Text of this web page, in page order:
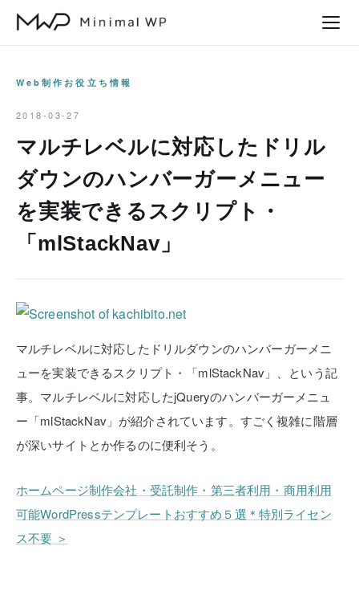
Web制作お役立ち情報
2018-03-27
マルチレベルに対応したドリル
ダウンのハンバーガーメニュー
を実装できるスクリプト・
「mlStackNav」
マルチレベルに対応したドリルダウンのハンバーガーメニ
ューを実装できるスクリプト・「mlStackNav」、という記
事。マルチレベルに対応したjQueryのハンバーガーメニュ
ー「mlStackNav」が紹介されています。すごく複雑に階層
が深いサイトとか作るのに便利そう。
ホームページ制作会社・受託制作・第三者利用・商用利用
可能WordPressテンプレートおすすめ５選＊特別ライセン
ス不要 ＞